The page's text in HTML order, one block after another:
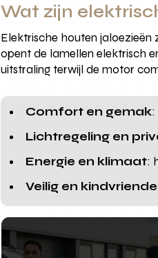
Wat zijn
Elektrische houten
opent de lamellen elektrisch
uitstraling terwijl de motor
Comfort en gemak:
Lichtregeling en
Energie en klimaat:
Veilig en